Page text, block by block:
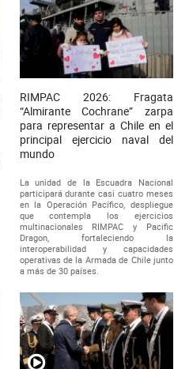
RIMPAC 2026: Fragata
“Almirante Cochrane” zarpa
para representar a Chile en el
principal ejercicio naval del
mundo
La unidad de la Escuadra Nacional
participará durante casi cuatro meses
en la Operación Pacífico, despliegue
que contempla los ejercicios
multinacionales RIMPAC y Pacific
Dragon, fortaleciendo la
interoperabilidad y capacidades
operativas de la Armada de Chile junto
a más de 30 países.